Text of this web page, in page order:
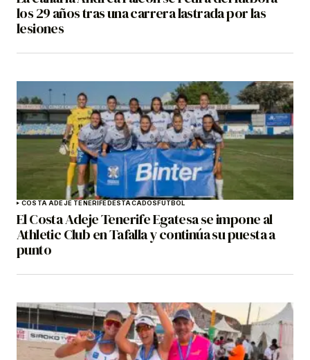
los 29 años tras una carrera lastrada por las
lesiones
COSTA ADEJE TENERIFEDESTACADOSFÚTBOL
El Costa Adeje Tenerife Egatesa se impone al
Athletic Club en Tafalla y continúa su puesta a
punto